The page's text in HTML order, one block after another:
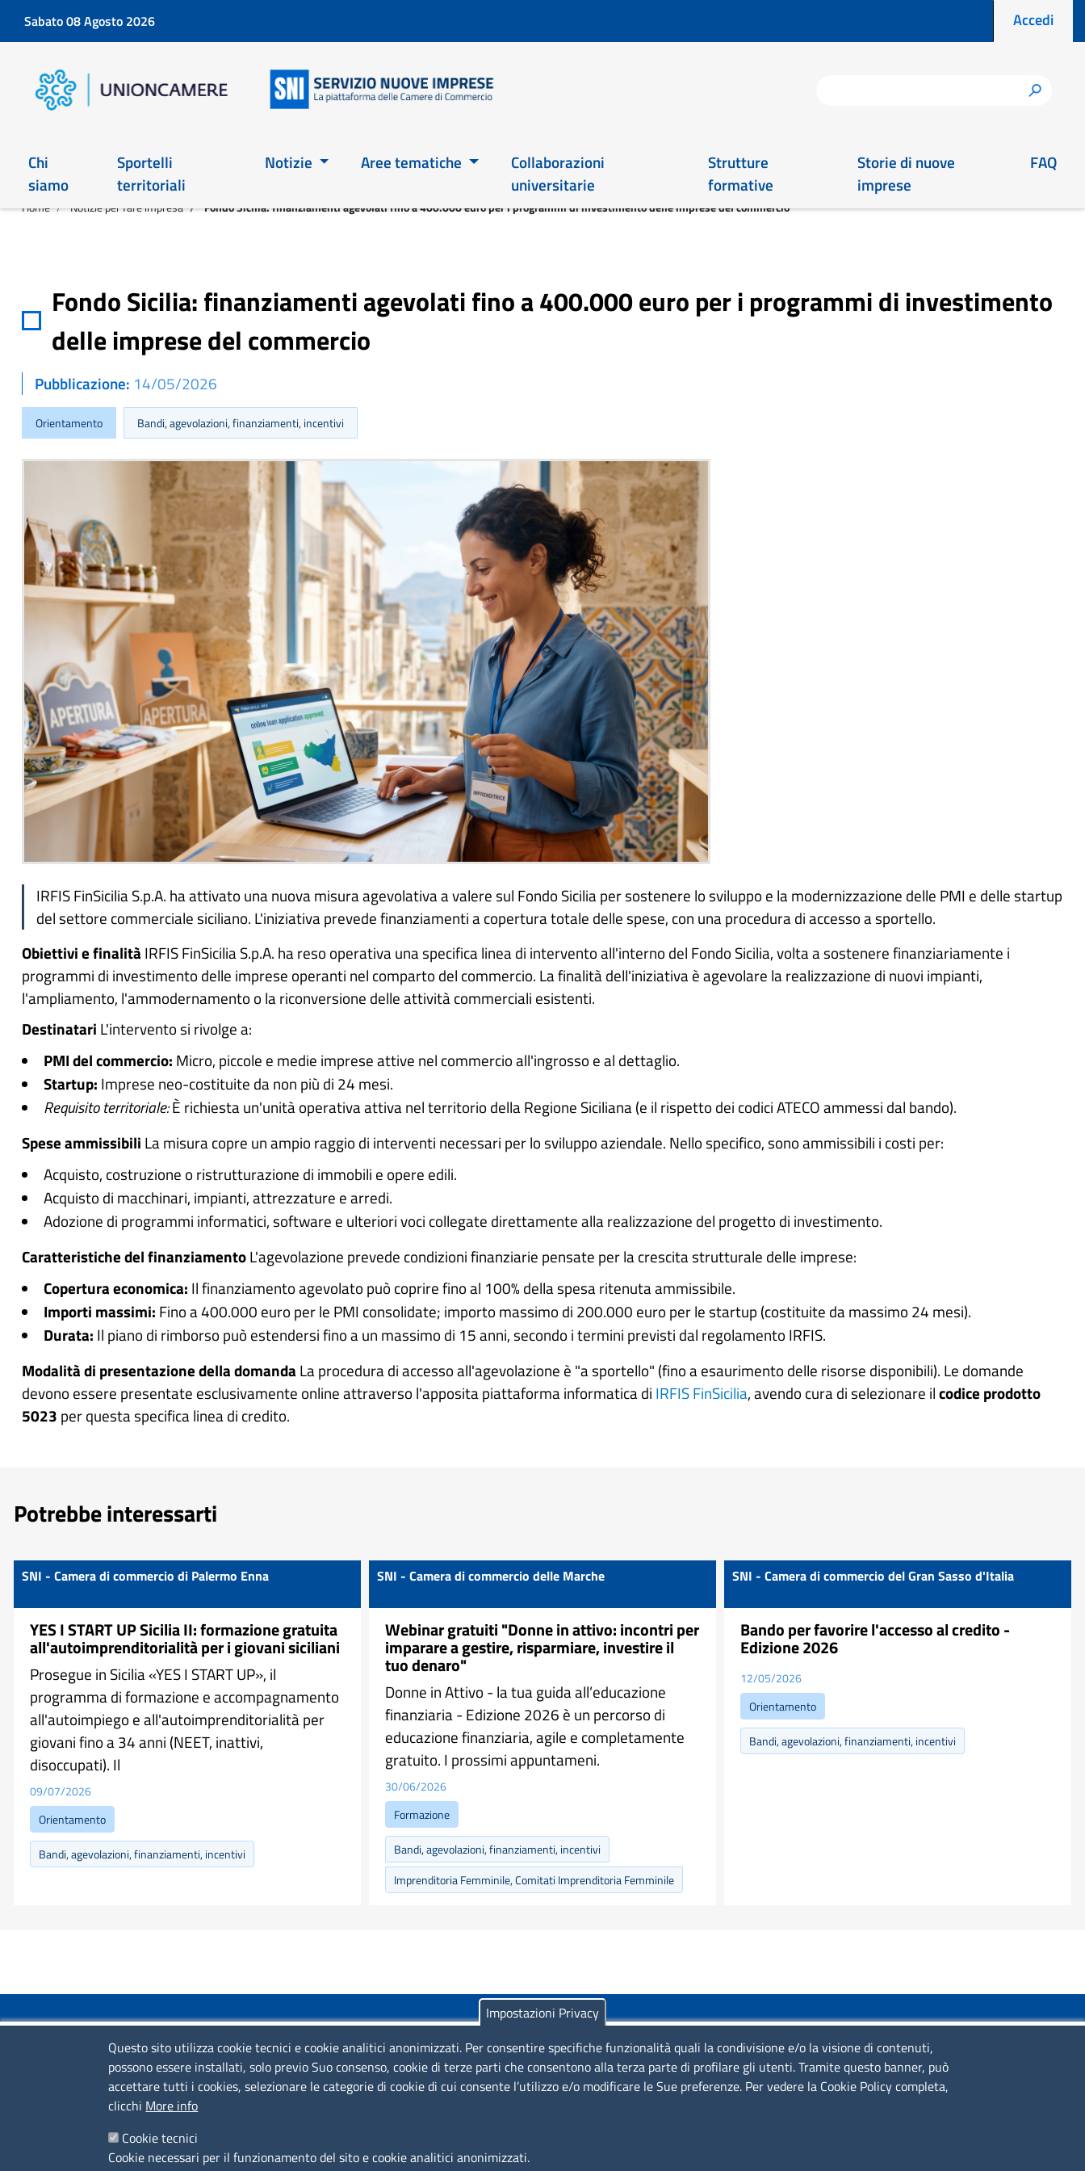
Sabato 08 Agosto 2026 Menu
Accedi
h
Main 2026
Chi
siamo
Sportelli
territoriali
Notizie Aree tematiche
Collaborazioni
universitarie
Strutture
formative
Storie di nuove
imprese
FAQ
Home Notizie per fare impresa Fondo Sicilia: finanziamenti agevolati fino a 400.000 euro per i programmi di investimento delle imprese del commercio
Fondo Sicilia: finanziamenti agevolati fino a 400.000 euro per i programmi di investimento
delle imprese del commercio
Pubblicazione 14/05/2026
Orientamento Bandi, agevolazioni, finanziamenti, incentivi
IRFIS FinSicilia S.p.A. ha attivato una nuova misura agevolativa a valere sul Fondo Sicilia per sostenere lo sviluppo e la modernizzazione delle PMI e delle startup
del settore commerciale siciliano. L'iniziativa prevede finanziamenti a copertura totale delle spese, con una procedura di accesso a sportello.
Obiettivi e finalità IRFIS FinSicilia S.p.A. ha reso operativa una specifica linea di intervento all'interno del Fondo Sicilia, volta a sostenere finanziariamente i
programmi di investimento delle imprese operanti nel comparto del commercio. La finalità dell'iniziativa è agevolare la realizzazione di nuovi impianti,
l'ampliamento, l'ammodernamento o la riconversione delle attività commerciali esistenti.
Destinatari L'intervento si rivolge a:
PMI del commercio: Micro, piccole e medie imprese attive nel commercio all'ingrosso e al dettaglio.
Startup: Imprese neo-costituite da non più di 24 mesi.
Requisito territoriale:È richiesta un'unità operativa attiva nel territorio della Regione Siciliana (e il rispetto dei codici ATECO ammessi dal bando).
Spese ammissibili La misura copre un ampio raggio di interventi necessari per lo sviluppo aziendale. Nello specifico, sono ammissibili i costi per:
Acquisto, costruzione o ristrutturazione di immobili e opere edili.
Acquisto di macchinari, impianti, attrezzature e arredi.
Adozione di programmi informatici, software e ulteriori voci collegate direttamente alla realizzazione del progetto di investimento.
Caratteristiche del finanziamentoL'agevolazione prevede condizioni finanziarie pensate per la crescita strutturale delle imprese:
Copertura economica: Il finanziamento agevolato può coprire fino al 100% della spesa ritenuta ammissibile.
Importi massimi: Fino a 400.000 euro per le PMI consolidate; importo massimo di 200.000 euro per le startup (costituite da massimo 24 mesi).
Durata: Il piano di rimborso può estendersi fino a un massimo di 15 anni, secondo i termini previsti dal regolamento IRFIS.
Modalità di presentazione della domanda La procedura di accesso all'agevolazione è "a sportello" (fino a esaurimento delle risorse disponibili). Le domande
devono essere presentate esclusivamente online attraverso l'apposita piattaforma informatica di IRFIS FinSicilia, avendo cura di selezionare ilcodice prodotto
5023 per questa specifica linea di credito.
Potrebbe interessarti
SNI - Camera di commercio di Palermo Enna
YES I START UP Sicilia II: formazione gratuita
all'autoimprenditorialità per i giovani siciliani
Prosegue in Sicilia «YES I START UP», il
programma di formazione e accompagnamento
all'autoimpiego e all'autoimprenditorialità per
giovani fino a 34 anni (NEET, inattivi,
disoccupati). Il
09/07/2026
Orientamento
Bandi, agevolazioni, finanziamenti, incentivi
SNI - Camera di commercio delle Marche
Webinar gratuiti "Donne in attivo: incontri per
imparare a gestire, risparmiare, investire il
tuo denaro"
Donne in Attivo - la tua guida all’educazione
finanziaria - Edizione 2026 è un percorso di
educazione finanziaria, agile e completamente
gratuito. I prossimi appuntameni.
30/06/2026
Formazione
Bandi, agevolazioni, finanziamenti, incentivi
Imprenditoria Femminile, Comitati Imprenditoria Femminile
SNI - Camera di commercio del Gran Sasso d'Italia
Bando per favorire l'accesso al credito -
Edizione 2026
12/05/2026
Orientamento
Bandi, agevolazioni, finanziamenti, incentivi
COLLEGAMENTI VELOCI
Colloqui di primo orientamento
Colloqui specialistici
Piazza Sallustio, 21 - 00187 Roma
SERVIZIO REALIZZATO DA
Impostazioni Privacy
Questo sito utilizza cookie tecnici e cookie analitici anonimizzati. Per consentire specifiche funzionalità quali la condivisione e/o la visione di contenuti,
possono essere installati, solo previo Suo consenso, cookie di terze parti che consentono alla terza parte di profilare gli utenti. Tramite questo banner, può
accettare tutti i cookies, selezionare le categorie di cookie di cui consente l’utilizzo e/o modificare le Sue preferenze. Per vedere la Cookie Policy completa,
clicchi More info
Cookie tecnici
Cookie necessari per il funzionamento del sito e cookie analitici anonimizzati.